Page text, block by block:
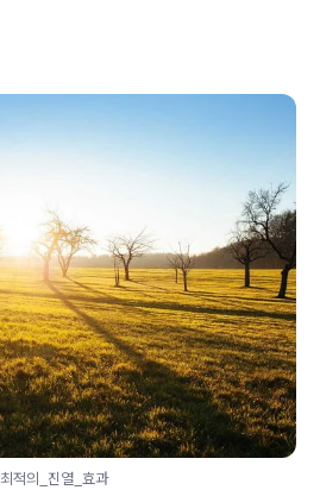
최적의_진열_효과